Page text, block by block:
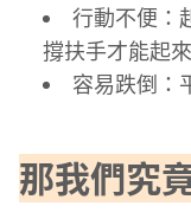
行動不便：
撐扶手才能起來
容易跌倒：
那我們究